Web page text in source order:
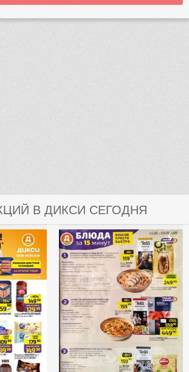
В ДИКСИ СЕГОДНЯ